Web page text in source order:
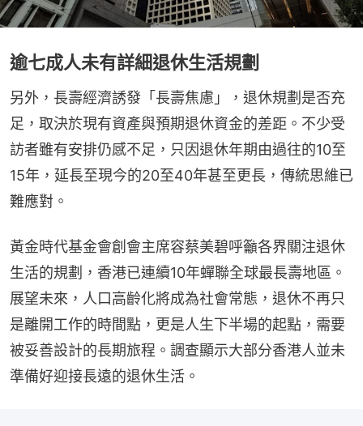
逾七成人未有詳細退休生活規劃
另外，長壽經濟誘發「長壽焦慮」，退休規劃是否充
足，取決於現有資產與預期退休資金的差距。不少受
訪者雖有安排仍感不足，只因退休年期由過往的10至
15年，延長至現今的20至40年甚至更長，傳統思維已
難應對。
黃金時代基金會創會主席容蔡美碧呼籲各界關注退休
生活的規劃，香港已連續10年蟬聯全球最長壽地區。
展望未來，人口高齡化將成為社會常態，退休不再只
是離開工作的時間點，更是人生下半場的起點，需要
被妥善設計的長期旅程。調查顯示大部分香港人並未
準備好迎接長遠的退休生活。